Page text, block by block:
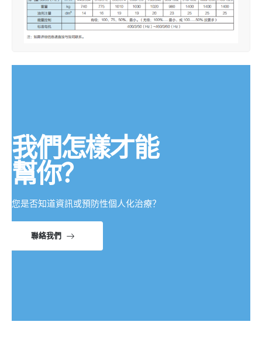
我們怎樣才能
幫你？
您是否知道資訊或預防性個人化治療？
聯絡我們